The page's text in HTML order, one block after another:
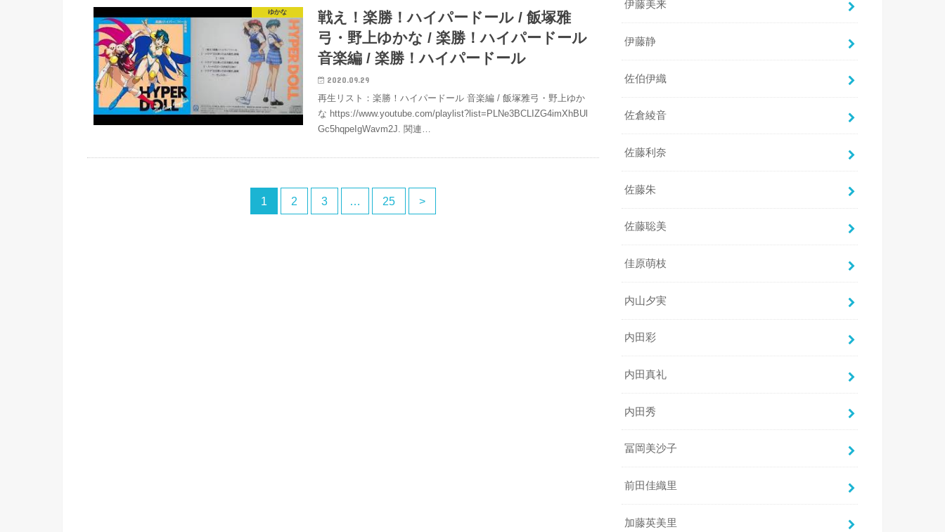
ゆかな
戦え！楽勝！ハイパードール / 飯塚雅
弓・野上ゆかな / 楽勝！ハイパードール
音楽編 / 楽勝！ハイパードール
2020.09.29
再生リスト：楽勝！ハイパードール 音楽編 / 飯塚雅弓・野上ゆか
な https://www.youtube.com/playlist?list=PLNe3BCLIZG4imXhBUl
Gc5hqpeIgWavm2J. 関連…
1 2 3 … 25 >
伊藤美来
伊藤静
佐伯伊織
佐倉綾音
佐藤利奈
佐藤朱
佐藤聡美
佳原萌枝
内山夕実
内田彩
内田真礼
内田秀
冨岡美沙子
前田佳織里
加藤英美里